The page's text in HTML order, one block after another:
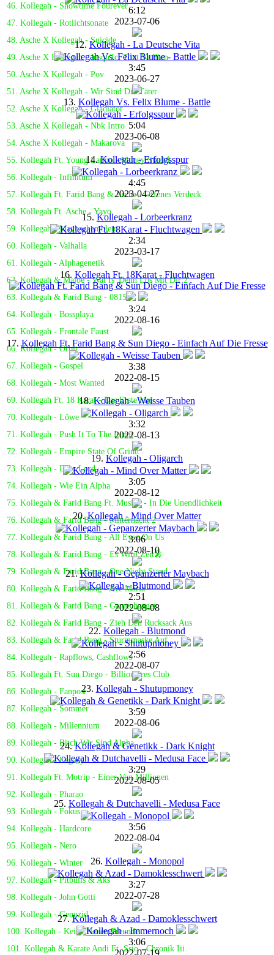
46. Kollegah - Showtime Fourever
47. Kollegah - Rotlichtsonate
48. Asche X Kollegah - Suicide
49. Asche X Kollegah - Jusqu'Ici Tout Va Bien
50. Asche X Kollegah - Pov
51. Asche X Kollegah - Wir Sind Die Täter
52. Asche X Kollegah - Gladiator
53. Asche X Kollegah - Nbk Intro
54. Asche X Kollegah - Makarova
55. Kollegah Ft. Young Latino - Money Stack$
56. Kollegah - Infinitum
57. Kollegah Ft. Farid Bang & Asche - Offenes Verdeck
58. Kollegah Ft. Asche - Yayo
59. Kollegah - Maybachemblem
60. Kollegah - Valhalla
61. Kollegah - Alphagenetik
62. Kollegah & Majoe - Wat Is' Denn Los Mit Dir 2
63. Kollegah & Farid Bang - 0815
64. Kollegah - Bossplaya
65. Kollegah - Frontale Faust
66. Kollegah - Orbit
67. Kollegah - Gospel
68. Kollegah - Most Wanted
69. Kollegah Ft. 18 Karat - Das Erste Mal
70. Kollegah - Löwe
71. Kollegah - Push It To The Limit
72. Kollegah - Empire State Of Grind
73. Kollegah - Dear Lord
74. Kollegah - Wie Ein Alpha
75. Kollegah & Farid Bang Ft. Musiye - In Die Unendlichkeit
76. Kollegah & Farid Bang - Mitternacht 2
77. Kollegah & Farid Bang - All Eyez On Us
78. Kollegah & Farid Bang - Es Wird Zeit🎤
79. Kollegah & Farid Bang - One Night Stand
80. Kollegah & Farid Bang - Ave Maria
81. Kollegah & Farid Bang - Gamechanger
82. Kollegah & Farid Bang - Zieh Den Rucksack Aus
83. Kollegah & Farid Bang - Sturmmaske Auf
84. Kollegah - Rapflows, Cashflows
85. Kollegah Ft. Sun Diego - Billionaires Club
86. Kollegah - Fanpost
87. Kollegah - Sommer
88. Kollegah - Millennium
89. Kollegah - Bitch Wir Sind Alpha
90. Kollegah - Legacy
91. Kollegah Ft. Motrip - Einer Von Millionen
92. Kollegah - Pharao
93. Kollegah - Fokus
94. Kollegah - Hardcore
95. Kollegah - Nero
96. Kollegah - Winter
97. Kollegah - Pitbulls & Aks
98. Kollegah - John Gotti
99. Kollegah - Genozid
100. Kollegah - Keine Neuen Freunde
101. Kollegah & Karate Andi Ft. Ssio - Chronik Iii
6:12
2023-07-06
12.Kollegah - La Deutsche Vita
3:45
2023-06-27
13. Kollegah Vs. Felix Blume - Battle
5:04
2023-06-08
14.Kollegah - Erfolgsspur
4:45
2023-04-27
15.Kollegah - Lorbeerkranz
2:34
2023-03-17
16. Kollegah Ft. 18Karat - Fluchtwagen
3:24
2022-08-16
17.Kollegah Ft. Farid Bang & Sun Diego - Einfach Auf Die Fresse
3:38
2022-08-15
18.Kollegah - Weisse Tauben
3:32
2022-08-13
19. Kollegah - Oligarch
3:05
2022-08-12
20.Kollegah - Mind Over Matter
3:06
2022-08-10
21.Kollegah - Gepanzerter Maybach
2:51
2022-08-08
22. Kollegah - Blutmond
2:56
2022-08-07
23. Kollegah - Shutupmoney
3:59
2022-08-06
24.Kollegah & Genetikk - Dark Knight
3:29
2022-08-05
25. Kollegah & Dutchavelli - Medusa Face
3:56
2022-08-04
26. Kollegah - Monopol
3:27
2022-07-28
27.Kollegah & Azad - Damoklesschwert
3:06
2022-07-19